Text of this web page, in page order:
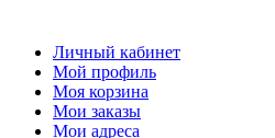
Личный кабинет
Мой профиль
Моя корзина
Мои заказы
Мои адреса